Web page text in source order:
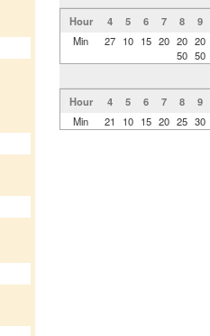
Hour
4 5 6 7 8 9
Min
27 10 15 20 20
50
20
50
Hour
4 5 6 7 8 9
Min
21 10 15 20 25 30